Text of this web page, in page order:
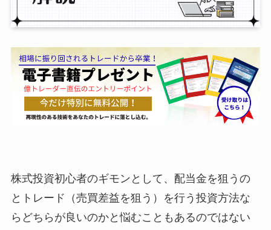
株式投資初心者のギモンとして、配当金を狙うの
とトレード（売買差益を狙う）を行う投資方法な
らどちらが良いのかと悩むこともあるのではない